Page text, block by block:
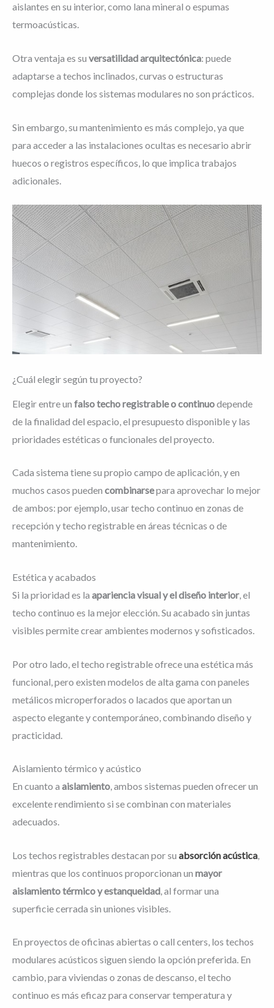
aislantes en su interior, como lana mineral o espumas
termoacústicas.
Otra ventaja es su versatilidad arquitectónica: puede
adaptarse a techos inclinados, curvas o estructuras
complejas donde los sistemas modulares no son prácticos.
Sin embargo, su mantenimiento es más complejo, ya que
para acceder a las instalaciones ocultas es necesario abrir
huecos o registros específicos, lo que implica trabajos
adicionales.
¿Cuál elegir según tu proyecto?
Elegir entre un falso techo registrable o continuodepende
de la finalidad del espacio, el presupuesto disponible y las
prioridades estéticas o funcionales del proyecto.
Cada sistema tiene su propio campo de aplicación, y en
muchos casos pueden combinarsepara aprovechar lo mejor
de ambos: por ejemplo, usar techo continuo en zonas de
recepción y techo registrable en áreas técnicas o de
mantenimiento.
Estética y acabados
Si la prioridad es la apariencia visual y el diseño interior, el
techo continuo es la mejor elección. Su acabado sin juntas
visibles permite crear ambientes modernos y sofisticados.
Por otro lado, el techo registrable ofrece una estética más
funcional, pero existen modelos de alta gama con paneles
metálicos microperforados o lacados que aportan un
aspecto elegante y contemporáneo, combinando diseño y
practicidad.
Aislamiento térmico y acústico
En cuanto a aislamiento, ambos sistemas pueden ofrecer un
excelente rendimiento si se combinan con materiales
adecuados.
Los techos registrables destacan por su absorción acústica
mientras que los continuos proporcionan un mayor
aislamiento térmico y estanqueidad , al formar una
superficie cerrada sin uniones visibles.
En proyectos de oficinas abiertas o call centers, los techos
modulares acústicos siguen siendo la opción preferida. En
cambio, para viviendas o zonas de descanso, el techo
continuo es más eficaz para conservar temperatura y